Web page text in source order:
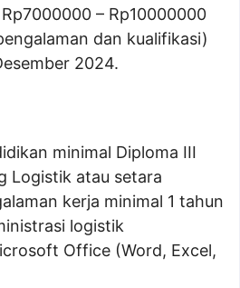
7000000 – Rp10000000
dan kualifikasi)
2024.
minimal Diploma III
Logistik atau setara
kerja minimal 1 tahun
logistik
Office (Word, Excel,